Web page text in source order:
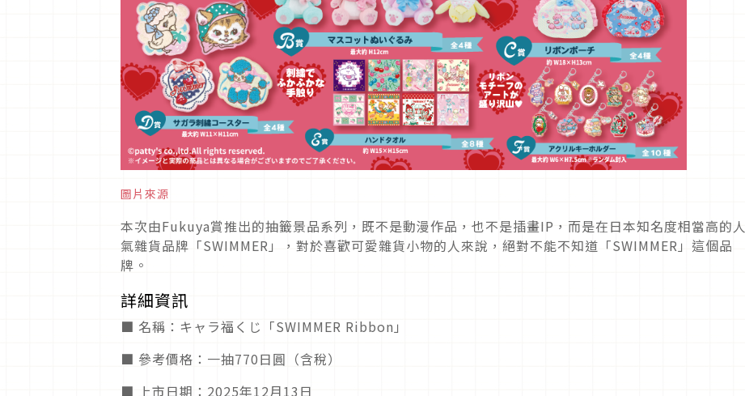
圖片來源
本次由Fukuya賞推出的抽籤景品系列，既不是動漫作品，也不是插畫IP，而是在日本知名度相當高的人
氣雜貨品牌「SWIMMER」，對於喜歡可愛雜貨小物的人來說，絕對不能不知道「SWIMMER」這個品
牌。
詳細資訊
■ 名稱：キャラ福くじ「SWIMMER Ribbon」
■ 參考價格：一抽770日圓（含稅）
■ 上市日期：2025年12月13日